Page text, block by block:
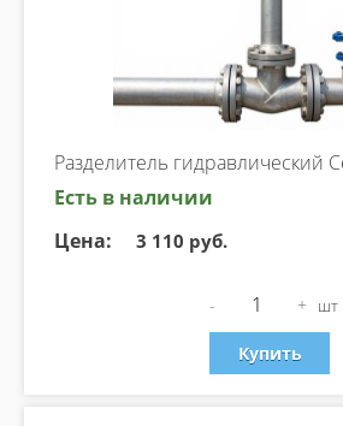
Разделитель гидравлический
Есть в наличии
Цена:
3 110 руб.
- + шт
Купить